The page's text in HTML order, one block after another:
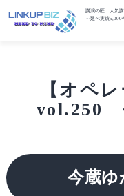
講演の匠 人気講
～延べ実績5,000
【オペ
vol.250
今蔵ゆ